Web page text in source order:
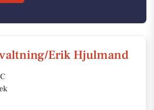
Erik Hjulmand